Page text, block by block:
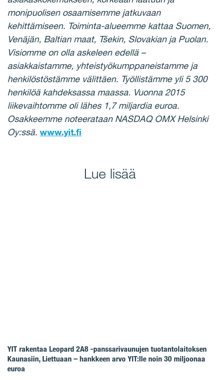
monipuolisen osaamisemme jatkuvaan
kehittämiseen. Toiminta-alueemme kattaa Suomen,
Venäjän, Baltian maat, Tšekin, Slovakian ja Puolan.
Visiomme on olla askeleen edellä –
asiakkaistamme, yhteistyökumppaneistamme ja
henkilöstöstämme välittäen. Työllistämme yli 5 300
henkilöä kahdeksassa maassa. Vuonna 2015
liikevaihtomme oli lähes 1,7 miljardia euroa.
Osakkeemme noteerataan NASDAQ OMX Helsinki
Oy:ssä. www.yit.fi
Lue lisää
YIT rakentaa Leopard 2A8 -panssarivaunujen tuotantolaitoksen
Kaunasiin, Liettuaan – hankkeen arvo YIT:lle noin 30 miljoonaa
euroa